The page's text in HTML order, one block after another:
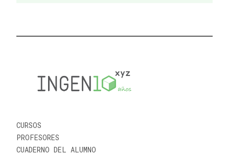
CURSOS
PROFESORES
CUADERNO DEL ALUMNO